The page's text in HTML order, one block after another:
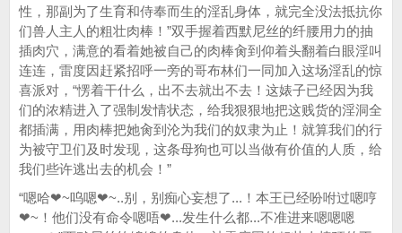
性，那副为了生育和侍奉而生的淫乱身体，就完全没法抵抗你
们兽人主人的粗壮肉棒！”双手握着西默尼丝的纤腰用力的抽
插肉穴，满意的看着她被自己的肉棒肏到仰着头翻着白眼淫叫
连连，雷度因赶紧招呼一旁的哥布林们一同加入这场淫乱的惊
喜派对，“愣着干什么，出不去就出不去！这婊子已经因为我
们的浓精进入了强制发情状态，给我狠狠地把这贱货的淫洞全
都插满，用肉棒把她肏到沦为我们的奴隶为止！就算我们的行
为被守卫们及时发现，这条母狗也可以当做有价值的人质，给
我们些许逃出去的机会！”
“嗯哈❤~呜嗯❤~..别，别痴心妄想了...！本王已经吩咐过嗯哼
❤~！他们没有命令嗯唔❤...发生什么都...不准进来嗯嗯嗯